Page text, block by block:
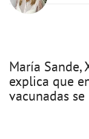
María Sande,
explica que
vacunadas